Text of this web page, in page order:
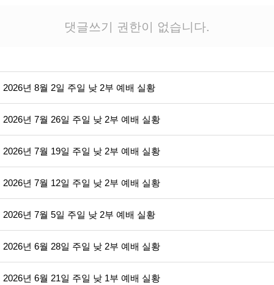
댓글쓰기 권한이 없습니다.
2026년 8월 2일 주일 낮 2부 예배 실황
2026년 7월 26일 주일 낮 2부 예배 실황
2026년 7월 19일 주일 낮 2부 예배 실황
2026년 7월 12일 주일 낮 2부 예배 실황
2026년 7월 5일 주일 낮 2부 예배 실황
2026년 6월 28일 주일 낮 2부 예배 실황
2026년 6월 21일 주일 낮 1부 예배 실황